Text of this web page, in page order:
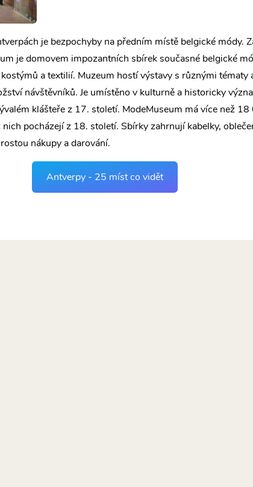
je bezpochyby na předním místě belgické módy.
je domovem impozantních sbírek současné belgické
a textilií. Muzeum hostí výstavy s různými tématy
návštěvníků. Je umístěno v kulturně a historicky
klášteře z 17. století. ModeMuseum má více než
pocházejí z 18. století. Sbírky zahrnují kabelky,
nákupy a darování.
Antverpy - 25 míst co vidět